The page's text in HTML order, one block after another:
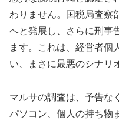
わりません。国税局査察
へと発展し、さらに刑事
ます。これは、経営者個
い、まさに最悪のシナリ
マルサの調査は、予告な
パソコン、個人の持ち物